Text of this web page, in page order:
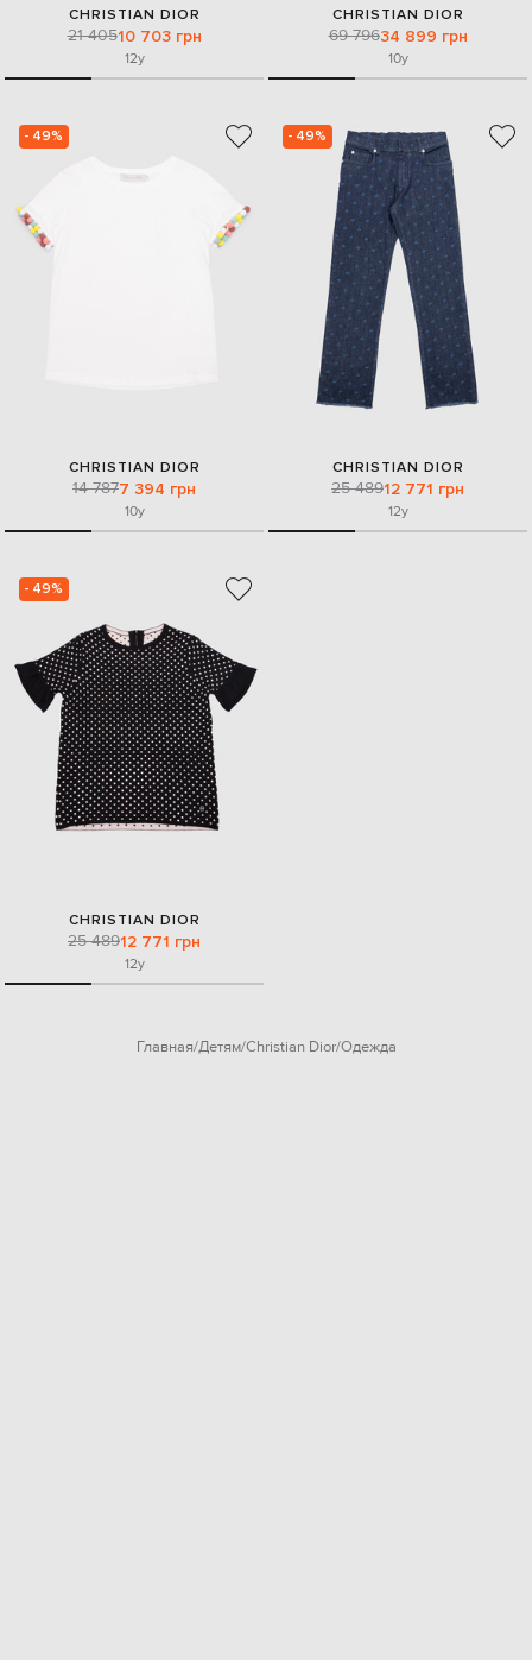
CHRISTIAN DIOR
21 40510 703 грн
12y
CHRISTIAN DIOR
69 79634 899 грн
10y
- 49%
CHRISTIAN DIOR
14 7877 394 грн
10y
- 49%
CHRISTIAN DIOR
25 48912 771 грн
12y
- 49%
CHRISTIAN DIOR
25 48912 771 грн
12y
Главная Детям Christian Dior Одежда